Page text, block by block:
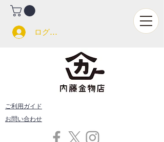
ログイン
ご利用ガイド
お問い合わせ